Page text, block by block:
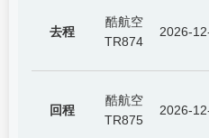
去程
酷航空
TR874
2026-
回程
酷航空
TR875
2026-